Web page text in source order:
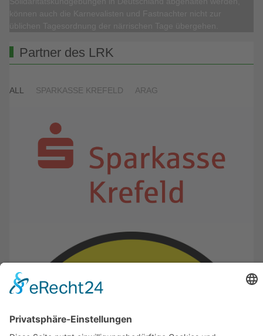
Partner des LRK
ALL SPARKASSE KREFELD ARAG